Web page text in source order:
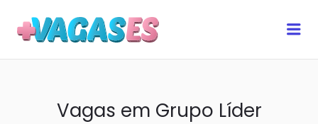
Vagas em Grupo Líder